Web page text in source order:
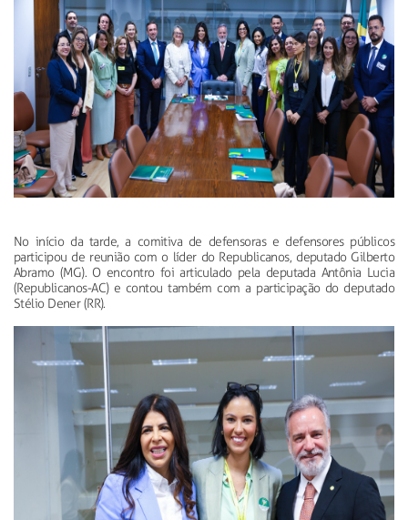
No início da tarde, a comitiva de defensoras e defensores públicos
participou de reunião com o líder do Republicanos, deputado Gilberto
Abramo (MG). O encontro foi articulado pela deputada Antônia Lucia
(Republicanos-AC) e contou também com a participação do deputado
Stélio Dener (RR).